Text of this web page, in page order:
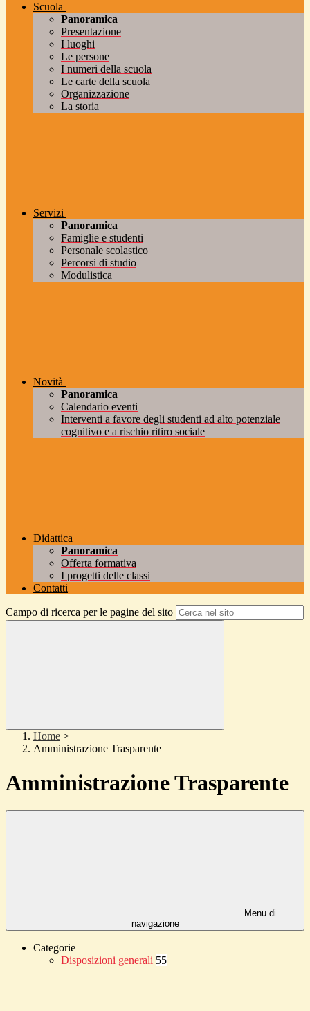
Scuola
Panoramica
Presentazione
I luoghi
Le persone
I numeri della scuola
Le carte della scuola
Organizzazione
La storia
Servizi
Panoramica
Famiglie e studenti
Personale scolastico
Percorsi di studio
Modulistica
Novità
Panoramica
Calendario eventi
Interventi a favore degli studenti ad alto potenziale
cognitivo e a rischio ritiro sociale
Didattica
Panoramica
Offerta formativa
I progetti delle classi
Contatti
Campo di ricerca per le pagine del sito
Home >
Amministrazione Trasparente
Amministrazione Trasparente
Menu di
navigazione
Categorie
Disposizioni generali 55